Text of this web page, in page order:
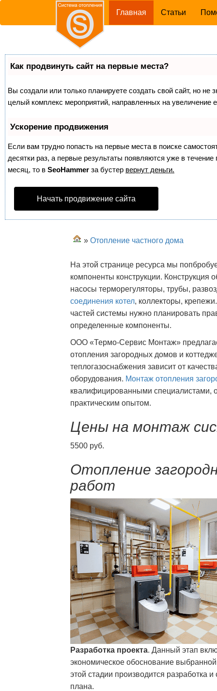
Главная (current)
Статьи
Как продвинуть сайт на первые места?
Вы создали или только планируете создать свой сайт, но не
целый комплекс мероприятий, направленных на увеличение
Ускорение продвижения
Если вам трудно попасть на первые места в поиске
десятки раз, а первые результаты появляются уже в
месяц, то в SeoHammer за бустер вернут деньги.
Начать продвижение сайта
» Отопление частного дома
На этой странице ресурса мы
компоненты конструкции.
насосы терморегуляторы, трубы,
соединения котел, коллекторы,
частей системы нужно планировать
определенные компоненты.
ООО «Термо-Сервис Монтаж»
отопления загородных домов и
теплогазоснабжения зависит от
оборудования. Монтаж отопления
квалифицированными
практическим опытом.
Цены на монтаж
5500 руб.
Отопление
работ
Разработка проекта. Данный этап
экономическое обоснование
этой стадии производится разработка
плана.